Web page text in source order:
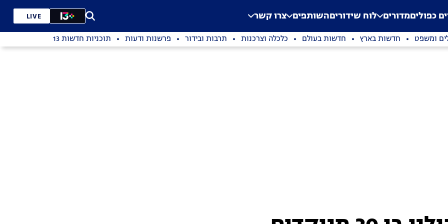
Application error: a
. כפוליםמדורים לוח שידוריםהשותפים צרו קשר LIVE
ומשפט חדשות בארץ חדשות בעולם כלכלה וצרכנות תרבות ובידור פרשנות ודעות תוכניות חדשות 13